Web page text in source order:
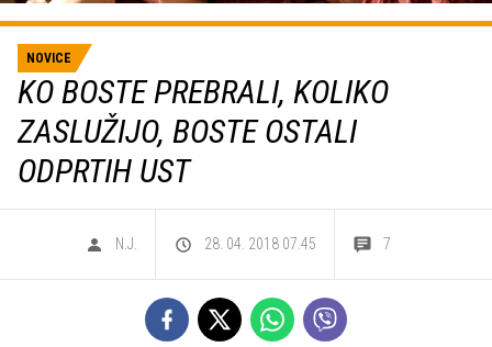
NOVICE
KO BOSTE PREBRALI, KOLIKO
ZASLUŽIJO, BOSTE OSTALI
ODPRTIH UST
N.J. 28. 04. 2018 07.45 7